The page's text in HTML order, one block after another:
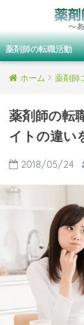
薬剤師の転職活動
ホーム 薬剤師
薬剤師の転
イトの違い
2018/05/24